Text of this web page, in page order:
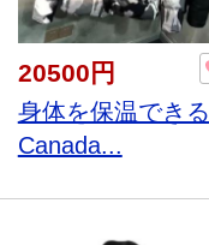
20500円
身体を保温できる
Canada...